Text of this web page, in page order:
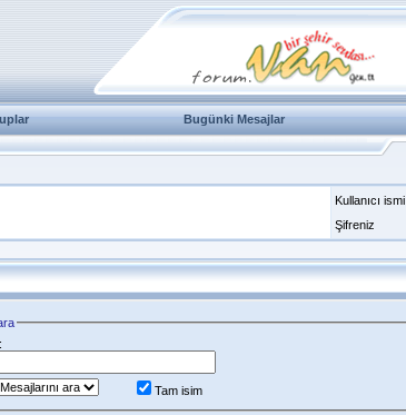
Bugünki Mesajlar
Kullanıcı ismi
Şifreniz
Tam isim